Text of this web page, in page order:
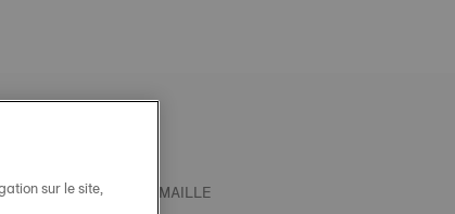
TISSOT ACIER MAILLE
sur le site,